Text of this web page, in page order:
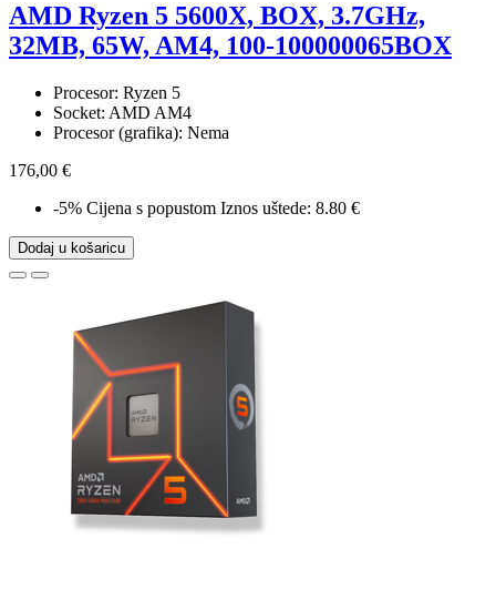
AMD Ryzen 5 5600X, BOX, 3.7GHz,
32MB, 65W, AM4, 100-100000065BOX
Procesor: Ryzen 5
Socket: AMD AM4
Procesor (grafika): Nema
176,00 €
-5% Cijena s popustom Iznos uštede: 8.80 €
Dodaj u košaricu